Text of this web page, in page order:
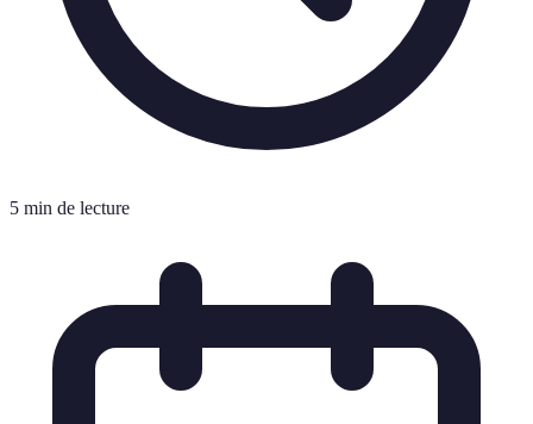
5 min de lecture